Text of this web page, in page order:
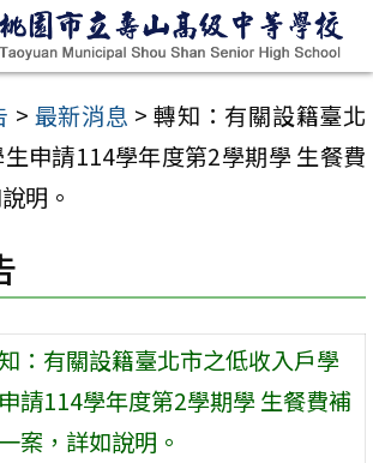
> 最新消息 > 轉知：有關設籍臺北
申請114學年度第2學期學 生餐費
明。
：有關設籍臺北市之低收入戶學
請114學年度第2學期學 生餐費補
案，詳如說明。